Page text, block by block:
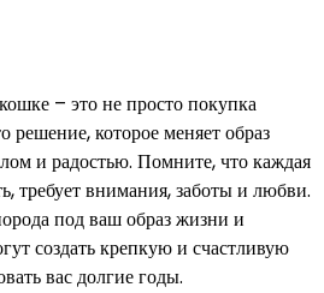
– это не просто покупка
которое меняет образ
и радостью. Помните, что каждая
требует внимания, заботы и любви.
под ваш образ жизни и
создать крепкую и счастливую
вас долгие годы.